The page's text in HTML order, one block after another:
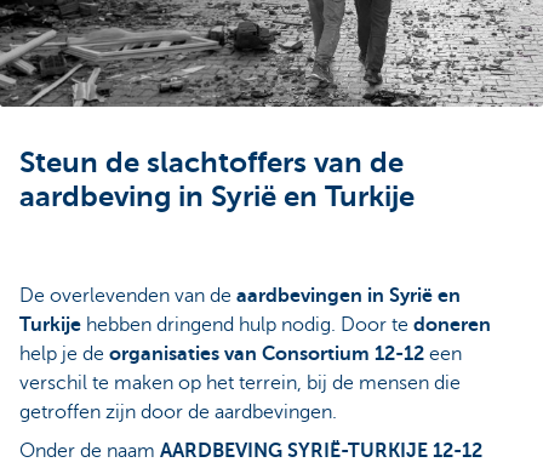
Brussels
Steun de slachtoffers van de
aardbeving in Syrië en Turkije
De overlevenden van de aardbevingen in Syrië en
Turkije hebben dringend hulp nodig. Door te doneren
help je de organisaties van Consortium 12-12 een
verschil te maken op het terrein, bij de mensen die
getroffen zijn door de aardbevingen.
Onder de naam AARDBEVING SYRIË-TURKIJE 12-12